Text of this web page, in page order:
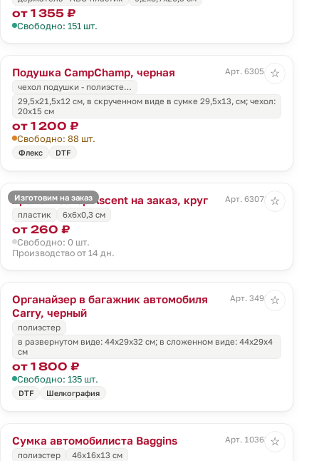
от 1 355 ₽
Свободно: 151 шт.
Подушка CampChamp, черная
Арт. 63054.30
чехол подушки - полиэсте…
29,5х21,5х12 см, в скрученном виде в сумке 29,5х13, см; чехол:
20х15 см
от 1 200 ₽
Свободно: 88 шт.
Флекс DTF
☆
Изготовим на заказ
Ароматизатор Ascent на заказ, круг
Арт. 63078.01
пластик
6x6x0,3 см
от 260 ₽
Свободно: 0 шт.
Производство от 14 дн.
☆
Органайзер в багажник автомобиля
Carry, черный
Арт. 3498.30
полиэстер
в развернутом виде: 44х29х32 см; в сложенном виде: 44х29х4
см
от 1 800 ₽
Свободно: 135 шт.
DTF Шелкография
☆
Сумка автомобилиста Baggins
Арт. 10363.30
полиэстер
46x16x13 см
☆